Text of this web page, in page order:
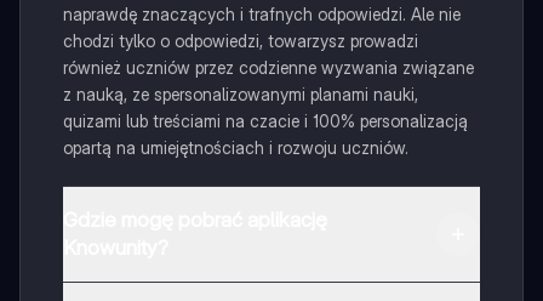
naprawdę znaczących i trafnych odpowiedzi. Ale nie
chodzi tylko o odpowiedzi, towarzysz prowadzi
również uczniów przez codzienne wyzwania związane
z nauką, ze spersonalizowanymi planami nauki,
quizami lub treściami na czacie i 100% personalizacją
opartą na umiejętnościach i rozwoju uczniów.